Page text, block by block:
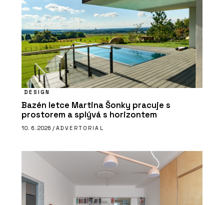
DESIGN
Bazén letce Martina Šonky pracuje s
prostorem a splývá s horizontem
10. 6. 2026 / ADVERTORIAL